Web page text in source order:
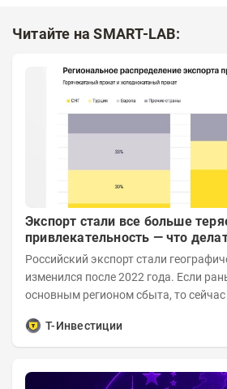
Читайте на SMART-LAB:
Экспорт стали все больше
привлекательность — что
Российский экспорт стали
изменился после 2022 года. Если
основным регионом сбыта, то
Т-Инвестиции